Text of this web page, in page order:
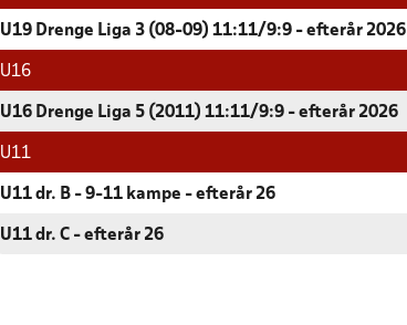
U19 Drenge Liga 3 (08-09) 11:11/9:9 - efterår 2026
U16
U16 Drenge Liga 5 (2011) 11:11/9:9 - efterår 2026
U11
U11 dr. B - 9-11 kampe - efterår 26
U11 dr. C - efterår 26